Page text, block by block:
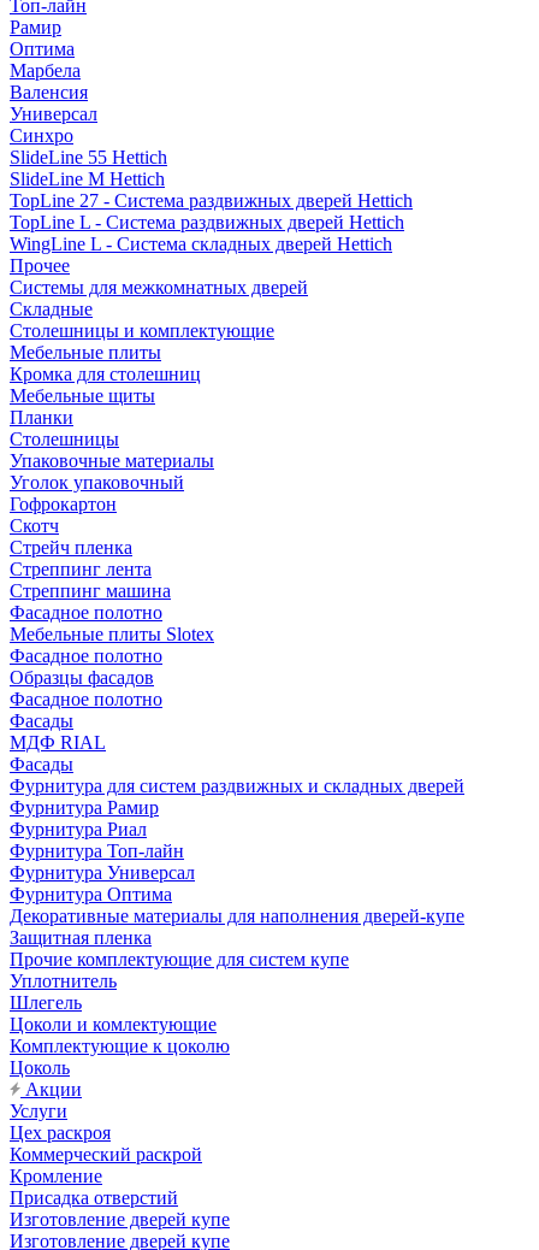
Топ-лайн
Рамир
Оптима
Марбела
Валенсия
Универсал
Синхро
SlideLine 55 Hettich
SlideLine M Hettich
TopLine 27 - Система раздвижных дверей Hettich
TopLine L - Система раздвижных дверей Hettich
WingLine L - Система складных дверей Hettich
Прочее
Системы для межкомнатных дверей
Складные
Столешницы и комплектующие
Мебельные плиты
Кромка для столешниц
Мебельные щиты
Планки
Столешницы
Упаковочные материалы
Уголок упаковочный
Гофрокартон
Скотч
Стрейч пленка
Стреппинг лента
Стреппинг машина
Фасадное полотно
Мебельные плиты Slotex
Фасадное полотно
Образцы фасадов
Фасадное полотно
Фасады
МДФ RIAL
Фасады
Фурнитура для систем раздвижных и складных дверей
Фурнитура Рамир
Фурнитура Риал
Фурнитура Топ-лайн
Фурнитура Универсал
Фурнитура Оптима
Декоративные материалы для наполнения дверей-купе
Защитная пленка
Прочие комплектующие для систем купе
Уплотнитель
Шлегель
Цоколи и комлектующие
Комплектующие к цоколю
Цоколь
Акции
Услуги
Цех раскроя
Коммерческий раскрой
Кромление
Присадка отверстий
Изготовление дверей купе
Изготовление дверей купе